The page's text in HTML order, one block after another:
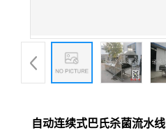
自动连续式巴氏杀菌流水线